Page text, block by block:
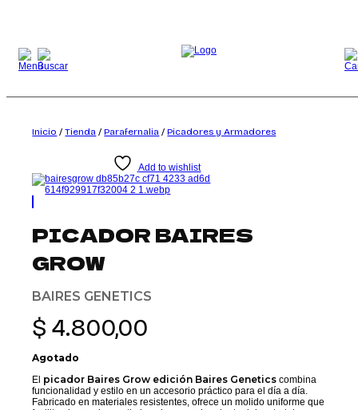
Inicio / Tienda / Parafernalia / Picadores y Armadores
Add to wishlist
PICADOR BAIRES
GROW
BAIRES GENETICS
$ 4.800,00
Agotado
El picador Baires Grow edición Baires Genetics combina
funcionalidad y estilo en un accesorio práctico para el día a día.
Fabricado en materiales resistentes, ofrece un molido uniforme que